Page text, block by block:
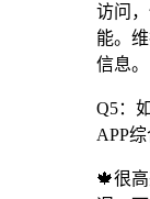
访问
能。
信息。
Q5：
APP
🍁很